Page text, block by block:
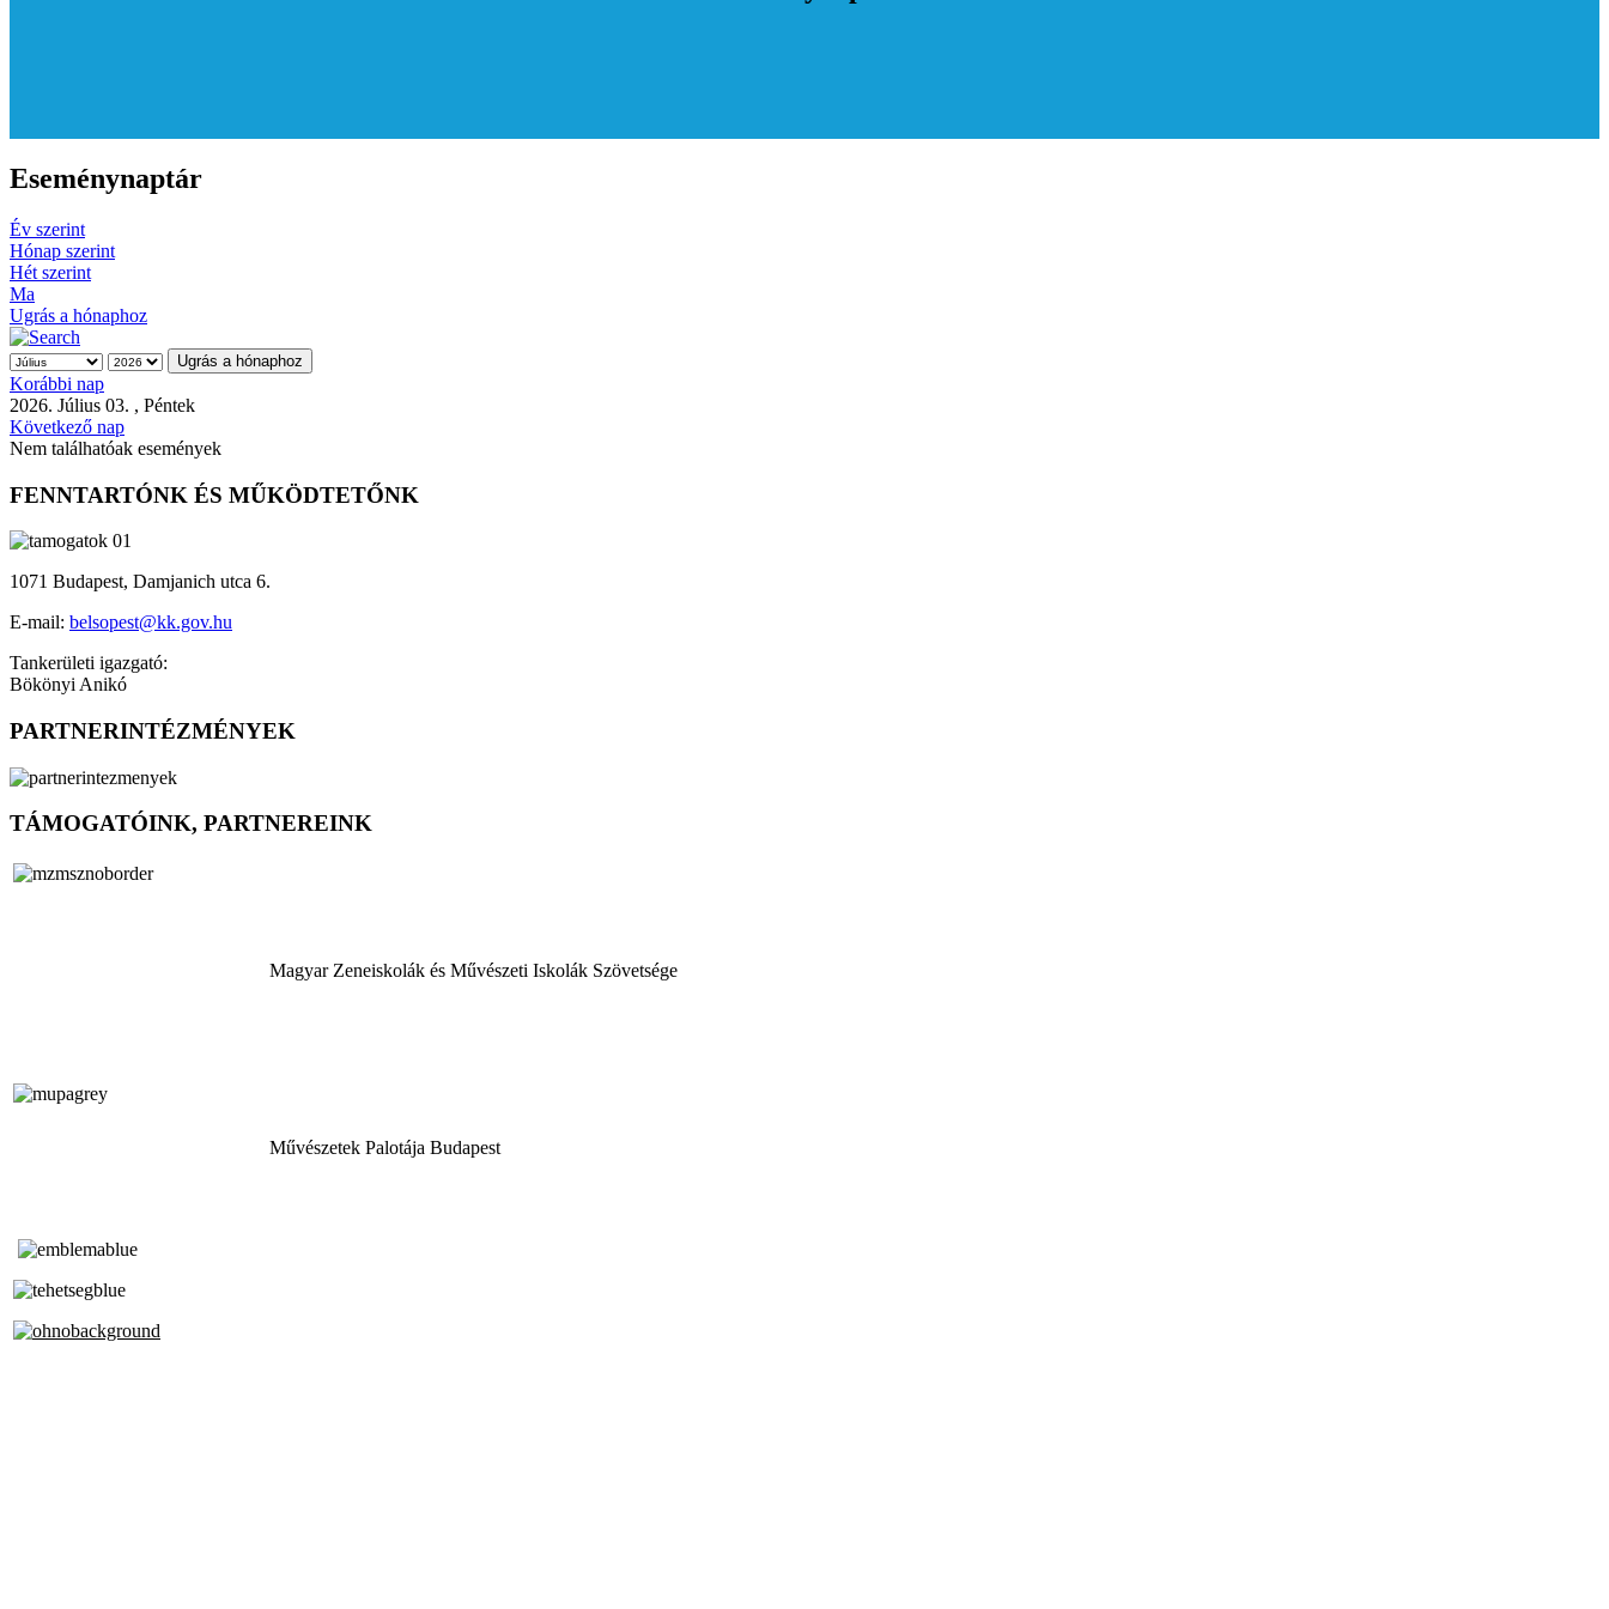
Eseménynaptár
Év szerint
Hónap szerint
Hét szerint
Ma
Ugrás a hónaphoz
Ugrás a hónaphoz
Korábbi nap
2026. Július 03. , Péntek
Következő nap
Nem találhatóak események
FENNTARTÓNK ÉS MŰKÖDTETŐNK
1071 Budapest, Damjanich utca 6.
E-mail: belsopest@kk.gov.hu
Tankerületi igazgató:
Bökönyi Anikó
PARTNERINTÉZMÉNYEK
TÁMOGATÓINK, PARTNEREINK
Magyar Zeneiskolák és Művészeti Iskolák Szövetsége
Művészetek Palotája Budapest